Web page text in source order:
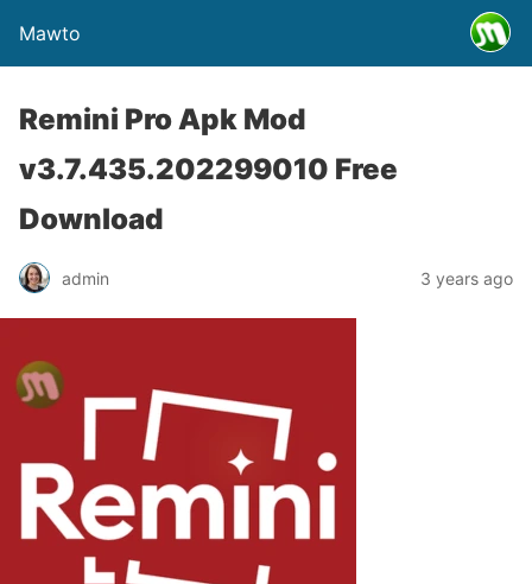
Mawto
Remini Pro Apk Mod
v3.7.435.202299010 Free
Download
admin 3 years ago